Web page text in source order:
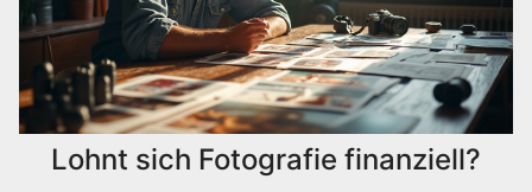
Lohnt sich Fotografie finanziell?